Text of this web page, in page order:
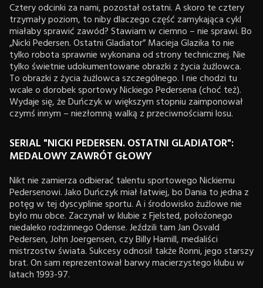
Cztery odcinki za nami, pozostał ostatni. A skoro te cztery
trzymały poziom, to niby dlaczego część zamykająca cykl
miałaby sprawić zawód? Stawiam w ciemno – nie sprawi. Bo
„Nicki Pedersen. Ostatni Gladiator” Macieja Glazika to nie
tylko robota sprawnie wykonana od strony technicznej. Nie
tylko świetnie udokumentowane obrazki z życia żużlowca.
To obrazki z życia żużlowca szczególnego. I nie chodzi tu
wcale o dorobek sportowy Nickiego Pedersena (choć też).
Wydaje się, że Duńczyk w większym stopniu zaimponował
czymś innym – niezłomną walką z przeciwnościami losu.
SERIAL "NICKI PEDERSEN. OSTATNI GLADIATOR":
MEDALOWY ZAWRÓT GŁOWY
Nikt nie zamierza odbierać talentu sportowego Nickiemu
Pedersenowi. Jako Duńczyk miał łatwiej, bo Dania to jedna z
potęg w tej dyscyplinie sportu. A i środowisko żużlowe nie
było mu obce. Zaczynał w klubie z Fjelsted, położonego
niedaleko rodzinnego Odense. Jeździli tam Jan Osvald
Pedersen, John Joergensen, czy Billy Hamill, medaliści
mistrzostw świata. Sukcesy odnosił także Ronni, jego starszy
brat. On sam reprezentował barwy macierzystego klubu w
latach 1993-97.